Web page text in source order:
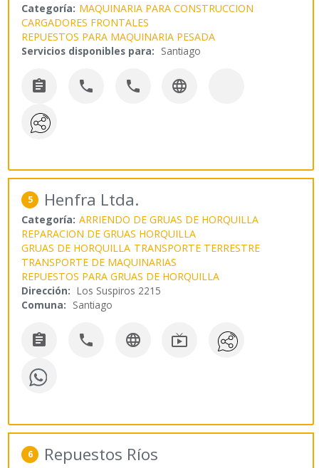
Categoría: MAQUINARIA PARA CONSTRUCCION
CARGADORES FRONTALES
REPUESTOS PARA MAQUINARIA PESADA
Servicios disponibles para: Santiago
   
5 Henfra Ltda.
Categoría: ARRIENDO DE GRUAS DE HORQUILLA
REPARACION DE GRUAS HORQUILLA
GRUAS DE HORQUILLA TRANSPORTE TERRESTRE
TRANSPORTE DE MAQUINARIAS
REPUESTOS PARA GRUAS DE HORQUILLA
Dirección: Los Suspiros 2215
Comuna: Santiago
   
6 Repuestos Ríos